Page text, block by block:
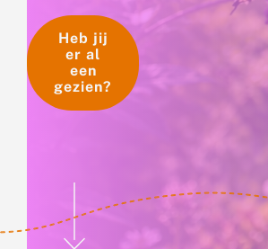
Heb jij
er al
een
gezien?